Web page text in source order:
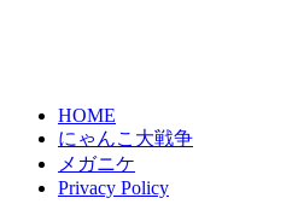
HOME
にゃんこ大戦争
メガニケ
Privacy Policy